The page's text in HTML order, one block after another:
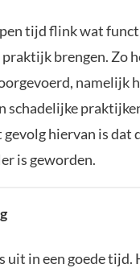
tijd flink wat
brengen. Zo
namelijk
schadelijke
gevolg hiervan is
is geworden.
uit in een goede